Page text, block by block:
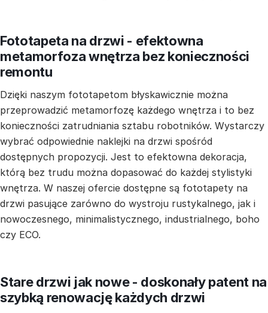
Fototapeta na drzwi - efektowna
metamorfoza wnętrza bez konieczności
remontu
Dzięki naszym fototapetom błyskawicznie można
przeprowadzić metamorfozę każdego wnętrza i to bez
konieczności zatrudniania sztabu robotników. Wystarczy
wybrać odpowiednie naklejki na drzwi spośród
dostępnych propozycji. Jest to efektowna dekoracja,
którą bez trudu można dopasować do każdej stylistyki
wnętrza. W naszej ofercie dostępne są fototapety na
drzwi pasujące zarówno do wystroju rustykalnego, jak i
nowoczesnego, minimalistycznego, industrialnego, boho
czy ECO.
Stare drzwi jak nowe - doskonały patent na
szybką renowację każdych drzwi